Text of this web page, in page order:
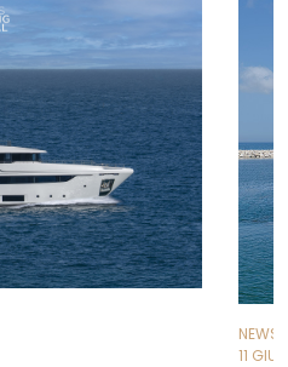
NEWS
11